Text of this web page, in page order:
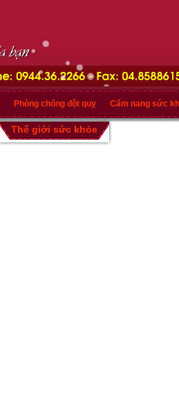
Phòng chống đột quỵ Cẩm nang sức
Thế giới sức khỏe